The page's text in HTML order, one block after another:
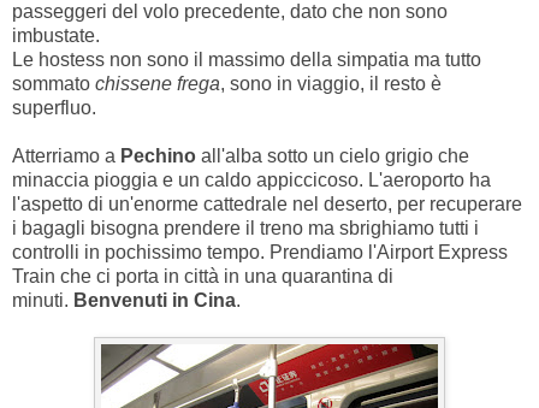
passeggeri del volo precedente, dato che non sono
imbustate.
Le hostess non sono il massimo della simpatia ma tutto
sommato chissene frega, sono in viaggio, il resto è
superfluo.
Atterriamo a Pechino all'alba sotto un cielo grigio che
minaccia pioggia e un caldo appiccicoso. L'aeroporto ha
l'aspetto di un'enorme cattedrale nel deserto, per recuperare
i bagagli bisogna prendere il treno ma sbrighiamo tutti i
controlli in pochissimo tempo. Prendiamo l'Airport Express
Train che ci porta in città in una quarantina di
minuti. Benvenuti in Cina.